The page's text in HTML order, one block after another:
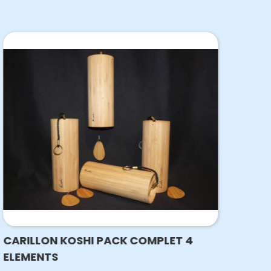
CARILLON KOSHI PACK COMPLET 4
ELEMENTS